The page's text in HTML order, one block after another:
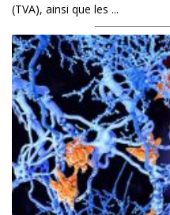
(TVA), ainsi que les ...